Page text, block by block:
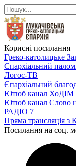
Корисні посилання
Греко-католицьке
Єпархіальний
Логос-ТВ
Єпархіальний
Ютюб канал ХоДІМ
Ютюб канал Слово
РАДІО 7
Пряма трансляція з
Посилання на соц.